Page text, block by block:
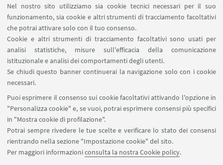
Nel nostro sito utilizziamo sia cookie tecnici necessari per il suo
funzionamento, sia cookie e altri strumenti di tracciamento facoltativi
che potrai attivare solo con il tuo consenso.
Cookie e altri strumenti di tracciamento facoltativi sono usati per
analisi statistiche, misure sull'efficacia della comunicazione
istituzionale e analisi dei comportamenti degli utenti.
Se chiudi questo banner continuerai la navigazione solo con i cookie
necessari.
Puoi esprimere il consenso sui cookie facoltativi attivando l'opzione in
"Personalizza cookie" e, se vuoi, potrai esprimere consensi più specifici
in "Mostra cookie di profilazione".
Potrai sempre rivedere le tue scelte e verificare lo stato dei consensi
rientrando nella sezione "Impostazione cookie" del sito.
Per maggiori informazioniconsulta la nostra Cookie policy.
istruzione superiore sull'imprenditoria
nell'agricoltura urbana. I partner del progetto sono
inin Italia
(Steps,Horticity ,MammutFilm,GrowThePlanet),
Francia (Agreenium,Vegepolys), Germania
(Università di Scienze Applicate dellaWestfaliadel
Sud,Hei-